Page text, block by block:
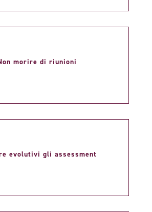
morire di riunioni
evolutivi gli assessment